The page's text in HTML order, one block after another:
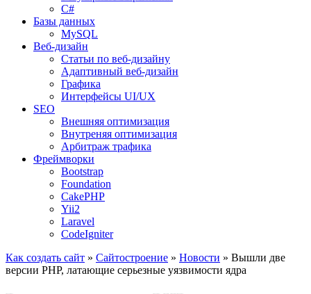
C#
Базы данных
MySQL
Веб-дизайн
Статьи по веб-дизайну
Адаптивный веб-дизайн
Графика
Интерфейсы UI/UX
SEO
Внешняя оптимизация
Внутреняя оптимизация
Арбитраж трафика
Фреймворки
Bootstrap
Foundation
CakePHP
Yii2
Laravel
CodeIgniter
Как создать сайт » Сайтостроение » Новости » Вышли две
версии PHP, латающие серьезные уязвимости ядра